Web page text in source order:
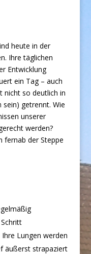
heute in der
Ihre täglichen
Entwicklung
ein Tag – auch
nicht so deutlich in
sein) getrennt. Wie
unserer
werden?
fernab der Steppe
Lungen werden
äußerst strapaziert